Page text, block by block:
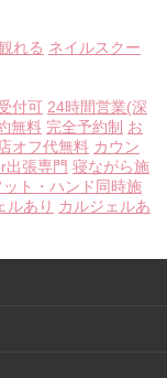
れる ネイルスクー
付可 24時間営業(深
無料 完全予約制 お
オフ代無料 カウン
出張専門 寝ながら施
ット・ハンド同時施
ルあり カルジェルあ